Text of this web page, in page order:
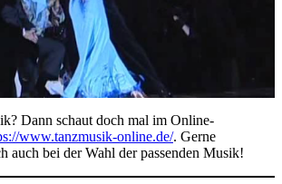
Dann schaut doch mal im Online-
www.tanzmusik-online.de/. Gerne
auch bei der Wahl der passenden Musik!